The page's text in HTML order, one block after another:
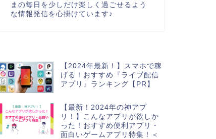
まの毎日を少しだけ楽しく過ごせるよう
な情報発信を心掛けています♪
【2024年最新！】スマホで稼
げる！おすすめ『ライブ配信
アプリ』ランキング【PR】
【最新！2024年の神アプ
リ！】こんなアプリが欲しか
った！おすすめ便利アプリ・
面白いゲームアプリ特集！＜